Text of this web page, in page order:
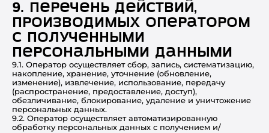
9. Перечень действий,
производимых Оператором
с полученными
персональными данными
9.1. Оператор осуществляет сбор, запись, систематизацию,
накопление, хранение, уточнение (обновление,
изменение), извлечение, использование, передачу
(распространение, предоставление, доступ),
обезличивание, блокирование, удаление и уничтожение
персональных данных.
9.2. Оператор осуществляет автоматизированную
обработку персональных данных с получением и/